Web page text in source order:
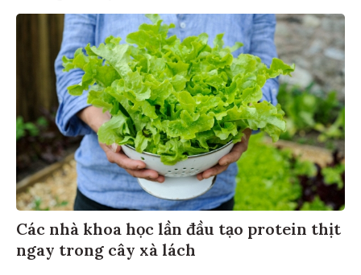
Các nhà khoa học lần đầu tạo protein thịt
ngay trong cây xà lách